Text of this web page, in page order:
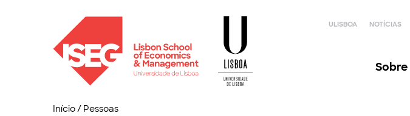
ULISBOA NOTÍCIAS
Sobre
Início/ Pessoas